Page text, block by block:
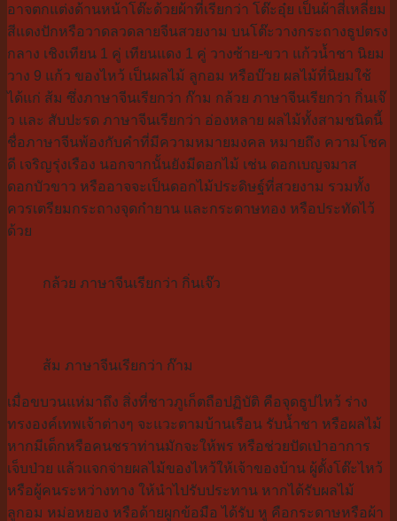
อาจตกแต่งด้านหน้าโต๊ะด้วยผ้าที่เรียกว่า โต๊ะอุ๋ย เป็นผ้าสี่เหลี่ยม
สีแดงปักหรือวาดลวดลายจีนสวยงาม บนโต๊ะวางกระถางธูปตรง
กลาง เชิงเทียน 1 คู่ เทียนแดง 1 คู่ วางซ้าย-ขวา แก้วน้ำชา นิยม
วาง 9 แก้ว ของไหว้ เป็นผลไม้ ลูกอม หรือบ๊วย ผลไม้ที่นิยมใช้
ได้แก่ ส้ม ซึ่งภาษาจีนเรียกว่า ก๊าม กล้วย ภาษาจีนเรียกว่า กิ่นเจ๊
ว และ สับปะรด ภาษาจีนเรียกว่า อ่องหลาย ผลไม้ทั้งสามชนิดนี้
ชื่อภาษาจีนพ้องกับคำที่มีความหมายมงคล หมายถึง ความโชค
ดี เจริญรุ่งเรือง นอกจากนั้นยังมีดอกไม้ เช่น ดอกเบญจมาส
ดอกบัวขาว หรืออาจจะเป็นดอกไม้ประดิษฐ์ที่สวยงาม รวมทั้ง
ควรเตรียมกระถางจุดกำยาน และกระดาษทอง หรือประทัดไว้
ด้วย
กล้วย ภาษาจีนเรียกว่า กิ่นเจ๊ว
ส้ม ภาษาจีนเรียกว่า ก๊าม
เมื่อขบวนแห่มาถึง สิ่งที่ชาวภูเก็ตถือปฏิบัติ คือจุดธูปไหว้ ร่าง
ทรงองค์เทพเจ้าต่างๆ จะแวะตามบ้านเรือน รับน้ำชา หรือผลไม้
หากมีเด็กหรือคนชราท่านมักจะให้พร หรือช่วยปัดเป่าอาการ
เจ็บป่วย แล้วแจกจ่ายผลไม้ของไหว้ให้เจ้าของบ้าน ผู้ตั้งโต๊ะไหว้
หรือผู้คนระหว่างทาง ให้นำไปรับประทาน หากได้รับผลไม้
ลูกอม หม่อหยอง หรือด้ายผูกข้อมือ ได้รับ หู คือกระดาษหรือผ้า